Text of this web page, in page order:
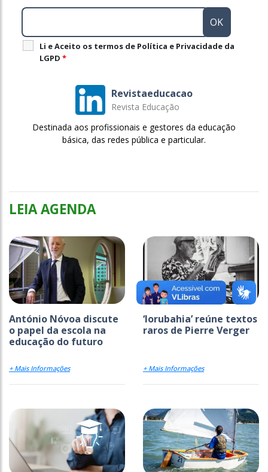
Li e Aceito os termos de Política e Privacidade da
LGPD *
Revistaeducacao
Revista Educação
Destinada aos profissionais e gestores da educação
básica, das redes pública e particular.
LEIA AGENDA
António Nóvoa discute
o papel da escola na
educação do futuro
+ Mais Informações
‘Iorubahia’ reúne textos
raros de Pierre Verger
+ Mais Informações